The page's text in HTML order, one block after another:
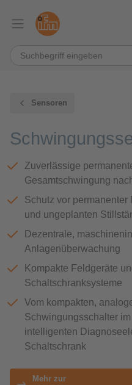
Sensoren
Zuverlässige
Gesamtschwingung
Schutz vor
und ungeplanten
Dezentrale,
Anlagenüberwachung
Kompakte Feldgeräte
Schaltschranksysteme
Vom kompakten,
Schwingungsschalter
intelligenten
Schaltschrank
Mehr zur